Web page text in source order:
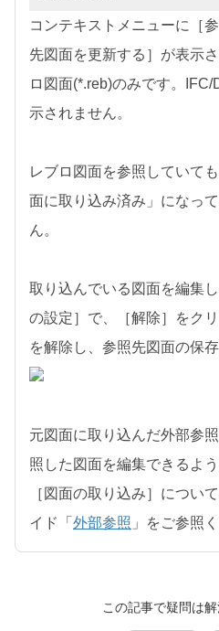
コンテキストメニューに［
先図面を更新する］が表示
ロ図面(*.reb)のみです。
示されません。
レブロ図面を参照していて
面に取り込み済み」になっ
ん。
取り込んでいる図面を編集
の設定］で、［解除］をク
を解除し、参照先図面の保
元図面に取り込んだ外部参
照した図面を編集できるよう
［図面の取り込み］につい
イド「 外部参照 」をご参照
この記事で疑問は